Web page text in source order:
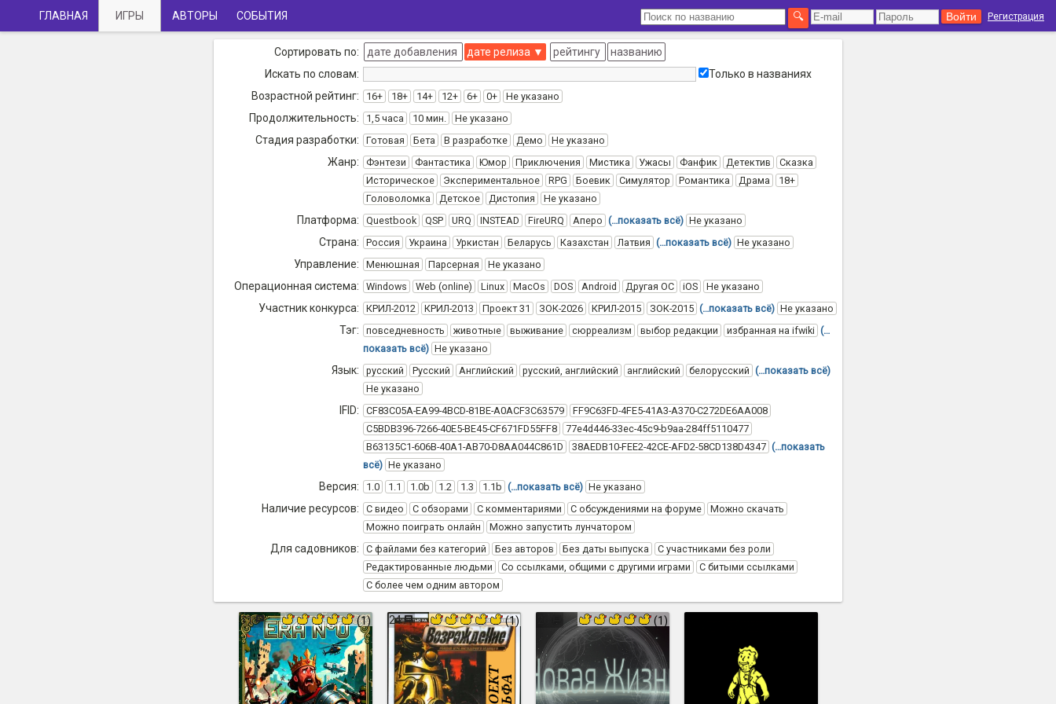
Регистрация
ГЛАВНАЯ ИГРЫ АВТОРЫ СОБЫТИЯ
Сортировать по: дате добавления дате релиза ▼ рейтингу
названию
Искать по словам:
Только в названиях
Возрастной рейтинг:
16+ 18+ 14+ 12+ 6+ 0+ Не указано
Продолжительность: 1,5 часа 10 мин. Не указано
Стадия разработки: Готовая Бета В разработке Демо Не указано
Жанр: Фэнтези Фантастика Юмор Приключения Мистика Ужасы Фанфик Детектив
Сказка
Историческое
Экспериментальное RPG Боевик Симулятор Романтика Драма
18+
Головоломка
Детское Дистопия Не указано
Платформа: Questbook QSP URQ INSTEAD FireURQ Аперо (…показать всё) Не указано
Страна: Россия Украина Уркистан Беларусь Казахстан Латвия (…показать всё) Не указано
Управление: Менюшная Парсерная Не указано
Операционная система: Windows Web (online) Linux MacOs DOS Android Другая ОС iOS Не указано
Участник конкурса: КРИЛ-2012 КРИЛ-2013 Проект 31 ЗОК-2026 КРИЛ-2015 ЗОК-2015 (…показать всё) Не указано
Тэг: повседневность животные выживание сюрреализм выбор редакции избранная на ifwiki (…
показать всё) Не указано
Язык: русский Русский Английский русский, английский английский белорусский (…показать всё)
Не указано
IFID: CF83C05A-EA99-4BCD-81BE-A0ACF3C63579
FF9C63FD-4FE5-41A3-A370-C272DE6AA008
C5BDB396-7266-40E5-BE45-CF671FD55FF8
77e4d446-33ec-45c9-b9aa-284ff5110477
B63135C1-606B-40A1-AB70-D8AA044C861D
38AEDB10-FEE2-42CE-AFD2-58CD138D4347 (…показать
всё) Не указано
Версия: 1.0 1.1 1.0b 1.2 1.3 1.1b (…показать всё) Не указано
Наличие ресурсов: С видео С обзорами С комментариями С обсуждениями на форуме
Можно скачать
Можно поиграть онлайн
Можно запустить лунчатором
Для садовников: С файлами без категорий Без авторов Без даты выпуска
С участниками без роли
Редактированные людьми
Со ссылками, общими с другими играми
С битыми ссылками
С более чем одним автором
11 (1) 24 (1) (1)